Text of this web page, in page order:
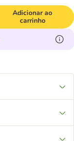
Adicionar ao
carrinho